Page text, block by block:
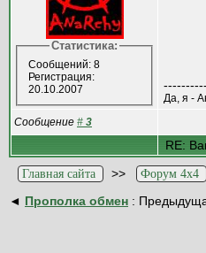
Статистика:
Сообщений: 8
Регистрация:
20.10.2007
Да, я -
Сообщение # 3
RE:
Главная сайта >> Форум 4x4
◄ Прополка обмен :